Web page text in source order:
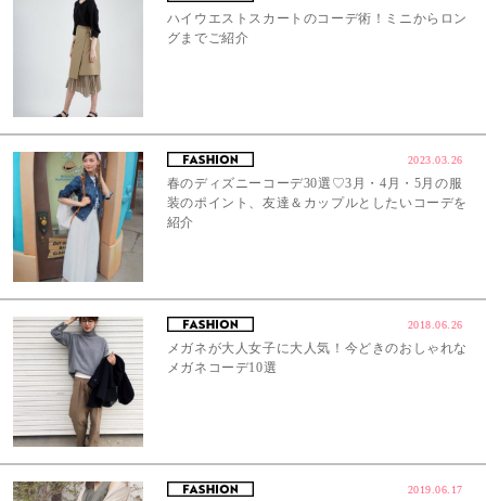
ハイウエストスカートのコーデ術！ミニからロン
グまでご紹介
2023.03.26
春のディズニーコーデ30選♡3月・4月・5月の服
装のポイント、友達＆カップルとしたいコーデを
紹介
2018.06.26
メガネが大人女子に大人気！今どきのおしゃれな
メガネコーデ10選
2019.06.17